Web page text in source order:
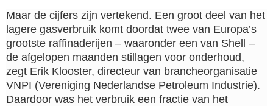
Maar de cijfers zijn vertekend. Een groot deel van het
lagere gasverbruik komt doordat twee van Europa’s
grootste raffinaderijen – waaronder een van Shell –
de afgelopen maanden stillagen voor onderhoud,
zegt Erik Klooster, directeur van brancheorganisatie
VNPI (Vereniging Nederlandse Petroleum Industrie).
Daardoor was het verbruik een fractie van het